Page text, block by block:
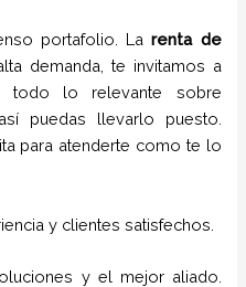
portafolio. Larenta de
demanda, te invitamos a
todo lo relevante sobre
puedas llevarlo puesto.
para atenderte como te lo
y clientes satisfechos.
y el mejor aliado.